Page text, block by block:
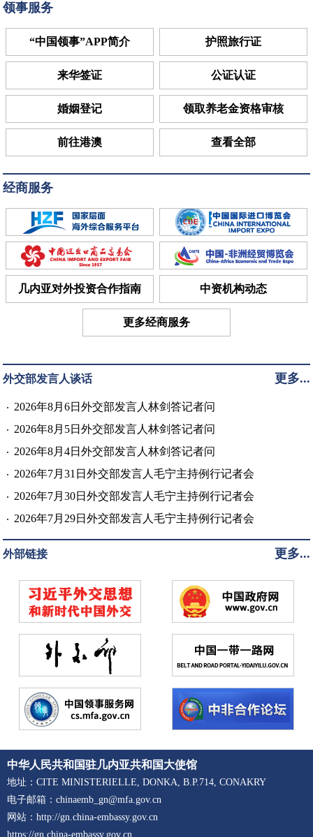
领事服务
“中国领事”APP简介 护照旅行证
来华签证 公证认证
婚姻登记 领取养老金资格审核
前往港澳 查看全部
经商服务
几内亚对外投资合作指南 中资机构动态
更多经商服务
外交部发言人谈话 更多...
2026年8月6日外交部发言人林剑答记者问
2026年8月5日外交部发言人林剑答记者问
2026年8月4日外交部发言人林剑答记者问
2026年7月31日外交部发言人毛宁主持例行记者会
2026年7月30日外交部发言人毛宁主持例行记者会
2026年7月29日外交部发言人毛宁主持例行记者会
外部链接 更多...
中华人民共和国驻几内亚共和国大使馆
地址：CITE MINISTERIELLE, DONKA, B.P.714, CONAKRY
电子邮箱：chinaemb_gn@mfa.gov.cn
网站：http://gn.china-embassy.gov.cn
https://gn.china-embassy.gov.cn